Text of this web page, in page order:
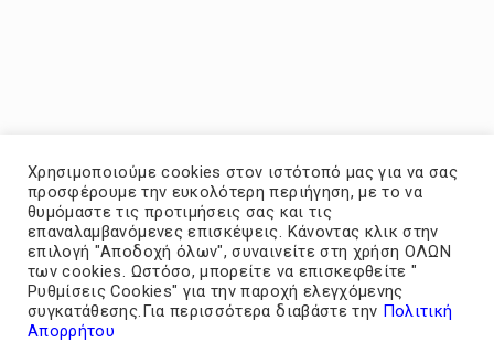
Χρησιμοποιούμε cookies στον ιστότοπό μας για να σας
προσφέρουμε την ευκολότερη περιήγηση, με το να
θυμόμαστε τις προτιμήσεις σας και τις
επαναλαμβανόμενες επισκέψεις. Κάνοντας κλικ στην
επιλογή "Αποδοχή όλων", συναινείτε στη χρήση ΟΛΩΝ
των cookies. Ωστόσο, μπορείτε να επισκεφθείτε "
Ρυθμίσεις Cookies" για την παροχή ελεγχόμενης
συγκατάθεσης.Για περισσότερα διαβάστε την Πολιτική
Απορρήτου